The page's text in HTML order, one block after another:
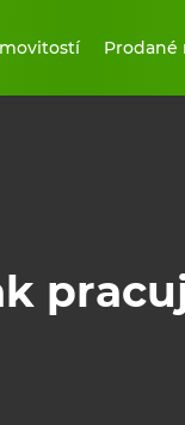
Prodané